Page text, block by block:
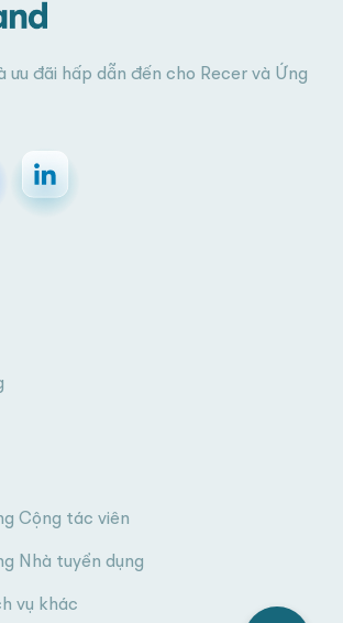
ưu đãi hấp dẫn đến cho Recer và Ứng
Cộng tác viên
Nhà tuyển dụng
vụ khác